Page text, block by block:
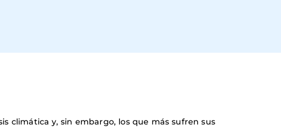
climática y, sin embargo, los que más sufren sus